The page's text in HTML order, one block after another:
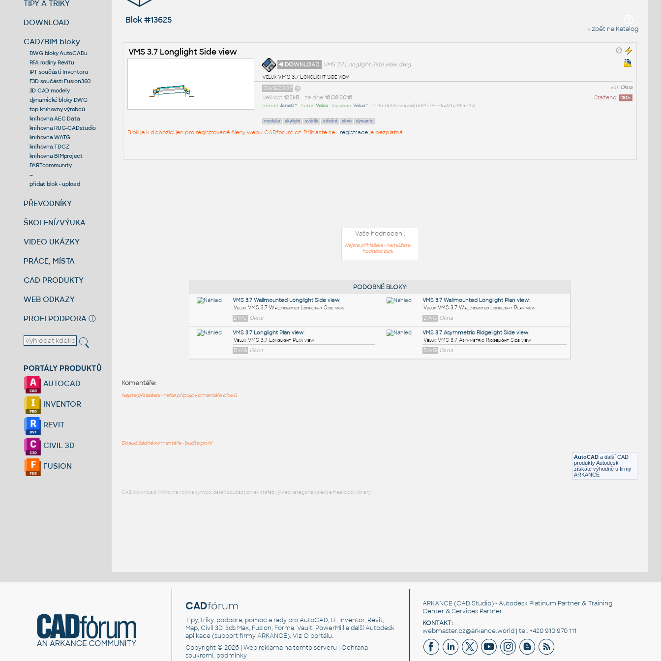
TIPY A TRIKY
DOWNLOAD
CAD/BIM bloky
DWG bloky AutoCADu
RFA rodiny Revitu
IPT součásti Inventoru
F3D součásti Fusion360
3D CAD modely
dynamické bloky DWG
top knihovny výrobců
knihovna AEC Data
knihovna RUG-CADstudio
knihovna WATG
knihovna TDCZ
knihovna BIMproject
PARTcommunity
--
přidat blok - upload
PŘEVODNÍKY
ŠKOLENÍ/VÝUKA
VIDEO UKÁZKY
PRÁCE, MÍSTA
CAD PRODUKTY
WEB ODKAZY
PROFI PODPORA ⓘ
PORTÁLY PRODUKTŮ
AUTOCAD
INVENTOR
REVIT
CIVIL 3D
FUSION
Blok #13625
« zpět na Katalog
VMS 3.7 Longlight Side view
◄ DOWNLOAD
VMS 3.7 Longlight Side view.dwg
Velux VMS 3.7 Longlight Side view
kat:Okna
DWG2007
Staženo: 280x
Velikost 122kB• ze dne 16.08.2016
Umístil:JaneC^ • Autor:Velux• Výrobce:Velux^ • md5: 0b55c75b56fb02fce6cdb42ba953c27f
modular skylight světlík střešní okno dynamic
Blok je k dispozici jen pro registrované členy webu CADforum.cz. Přihlaste se - registraceje bezplatná.
Vaše hodnocení:
Nejste přihlášeni - nemůžete
hodnotit blok
AutoCAD a další CAD
produkty Autodesk
získáte výhodně u firmy
ARKANCE
Komentáře:
Nejste přihlášeni - nelze připojit komentáře bloků
Dosud žádné komentáře - buďte první
CAD download: knihovna rodina symbol detail součást prvek stafáž výkres kategorie kolekce free block library
CADfórum
Tipy, triky, podpora, pomoc a rady pro AutoCAD, LT, Inventor, Revit,
Map, Civil 3D, 3ds Max, Fusion, Forma, Vault, PowerMill a další Autodesk
aplikace (support firmy ARKANCE). VizO portálu.
Copyright © 2026 |Web reklama na tomto serveru |Ochrana
soukromí, podmínky
ARKANCE (CAD Studio) - Autodesk Platinum Partner & Training
Center & Services Partner
KONTAKT:
webmaster.cz@arkance.world | tel. +420 910 970 111